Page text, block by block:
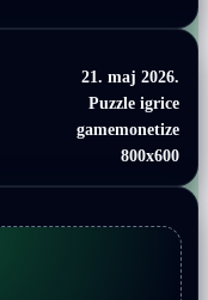
21. maj 2026.
Puzzle igrice
gamemonetize
800x600